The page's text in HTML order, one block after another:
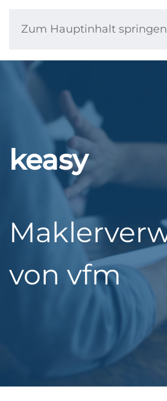
Zum Hauptinhalt springen
keasy
von vfm